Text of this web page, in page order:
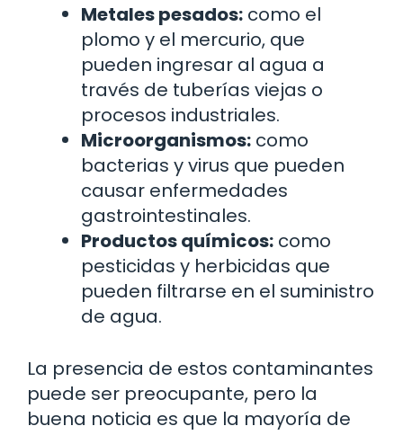
Metales pesados: como el
plomo y el mercurio, que
pueden ingresar al agua a
través de tuberías viejas o
procesos industriales.
Microorganismos: como
bacterias y virus que pueden
causar enfermedades
gastrointestinales.
Productos químicos: como
pesticidas y herbicidas que
pueden filtrarse en el suministro
de agua.
La presencia de estos contaminantes
puede ser preocupante, pero la
buena noticia es que la mayoría de